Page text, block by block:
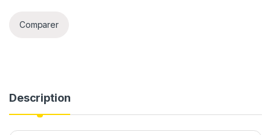
Comparer
Description